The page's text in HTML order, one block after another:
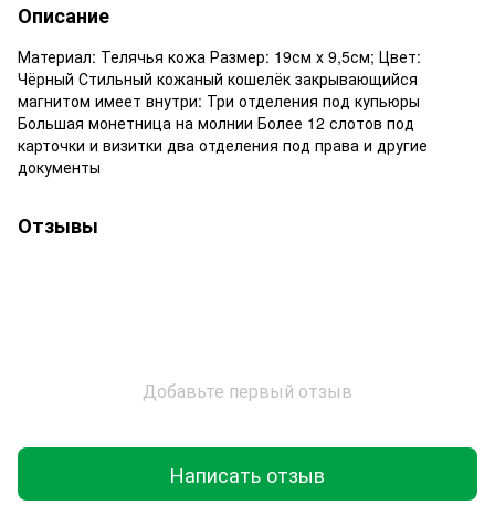
Описание
Материал: Телячья кожа Размер: 19см х 9,5см; Цвет:
Чёрный Стильный кожаный кошелёк закрывающийся
магнитом имеет внутри: Три отделения под купьюры
Большая монетница на молнии Более 12 слотов под
карточки и визитки два отделения под права и другие
документы
Отзывы
Добавьте первый отзыв
Написать отзыв